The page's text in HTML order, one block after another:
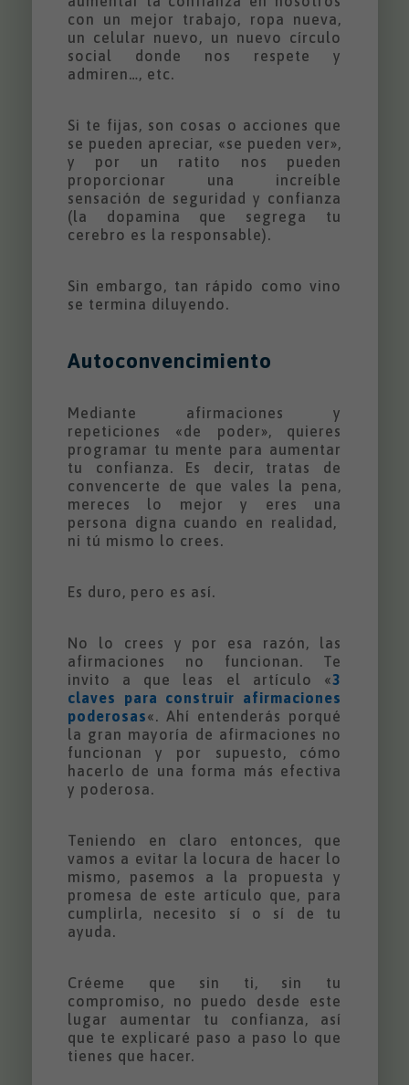
con un mejor trabajo, ropa nueva,
un celular nuevo, un nuevo círculo
social donde nos respete y
admiren…, etc.
Si te fijas, son cosas o acciones que
se pueden apreciar, «se pueden ver»,
y por un ratito nos pueden
proporcionar una increíble
sensación de seguridad y confianza
(la dopamina que segrega tu
cerebro es la responsable).
Sin embargo, tan rápido como vino
se termina diluyendo.
Autoconvencimiento
Mediante afirmaciones y
repeticiones «de poder», quieres
programar tu mente para aumentar
tu confianza. Es decir, tratas de
convencerte de que vales la pena,
mereces lo mejor y eres una
persona digna cuando en realidad,
ni tú mismo lo crees.
Es duro, pero es así.
No lo crees y por esa razón, las
afirmaciones no funcionan. Te
invito a que leas el artículo «3
claves para construir afirmaciones
poderosas«. Ahí entenderás porqué
la gran mayoría de afirmaciones no
funcionan y por supuesto, cómo
hacerlo de una forma más efectiva
y poderosa.
Teniendo en claro entonces, que
vamos a evitar la locura de hacer lo
mismo, pasemos a la propuesta y
promesa de este artículo que, para
cumplirla, necesito sí o sí de tu
ayuda.
Créeme que sin ti, sin tu
compromiso, no puedo desde este
lugar aumentar tu confianza, así
que te explicaré paso a paso lo que
tienes que hacer.